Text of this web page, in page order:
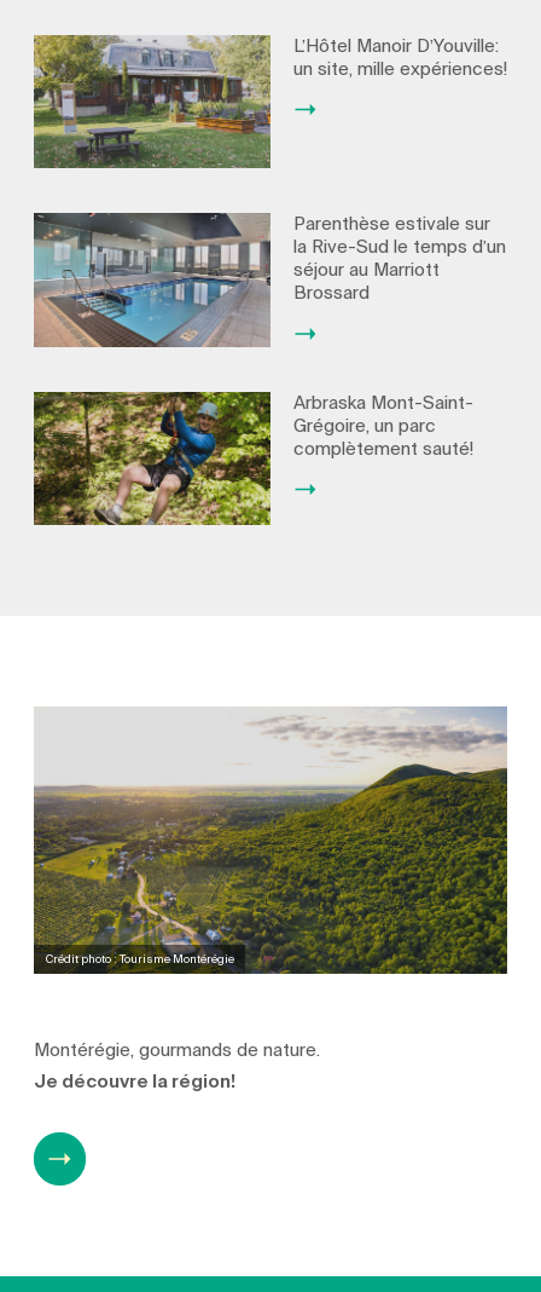
L’Hôtel Manoir D’Youville:
un site, mille expériences!
Parenthèse estivale sur
la Rive-Sud le temps d’un
séjour au Marriott
Brossard
Arbraska Mont-Saint-
Grégoire, un parc
complètement sauté!
Crédit photo : Tourisme Montérégie
Montérégie, gourmands de nature.
Je découvre la région!